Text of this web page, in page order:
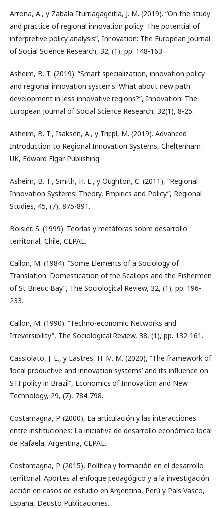
Arrona, A., y Zabala-Iturriagagoitia, J. M. (2019). “On the study
and practice of regional innovation policy: The potential of
interpretive policy analysis”, Innovation: The European Journal
of Social Science Research, 32, (1), pp. 148-163.
Asheim, B. T. (2019). “Smart specialization, innovation policy
and regional innovation systems: What about new path
development in less innovative regions?”, Innovation: The
European Journal of Social Science Research, 32(1), 8-25.
Asheim, B. T., Isaksen, A., y Trippl, M. (2019). Advanced
Introduction to Regional Innovation Systems, Cheltenham
UK, Edward Elgar Publishing.
Asheim, B. T., Smith, H. L., y Oughton, C. (2011), “Regional
Innovation Systems: Theory, Empirics and Policy”, Regional
Studies, 45, (7), 875-891.
Boisier, S. (1999). Teorías y metáforas sobre desarrollo
territorial, Chile, CEPAL.
Callon, M. (1984). “Some Elements of a Sociology of
Translation: Domestication of the Scallops and the Fishermen
of St Brieuc Bay”, The Sociological Review, 32, (1), pp. 196-
233.
Callon, M. (1990). “Techno-economic Networks and
Irreversibility”, The Sociological Review, 38, (1), pp. 132-161.
Cassiolato, J. E., y Lastres, H. M. M. (2020), “The framework of
‘local productive and innovation systems’ and its influence on
STI policy in Brazil”, Economics of Innovation and New
Technology, 29, (7), 784-798.
Costamagna, P. (2000), La articulación y las interacciones
entre instituciones: La iniciativa de desarrollo económico local
de Rafaela, Argentina, CEPAL.
Costamagna, P. (2015), Política y formación en el desarrollo
territorial. Aportes al enfoque pedagógico y a la investigación
acción en casos de estudio en Argentina, Perú y País Vasco,
España, Deusto Publicaciones.